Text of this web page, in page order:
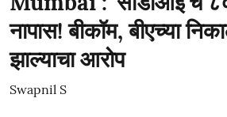
नापास! बीकॉम, बीएच्या
झाल्याचा आरोप
Swapnil S